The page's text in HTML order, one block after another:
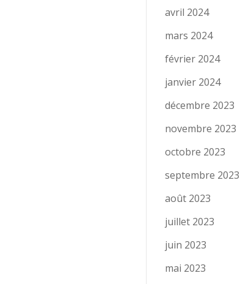
avril 2024
mars 2024
février 2024
janvier 2024
décembre 2023
novembre 2023
octobre 2023
septembre 2023
août 2023
juillet 2023
juin 2023
mai 2023